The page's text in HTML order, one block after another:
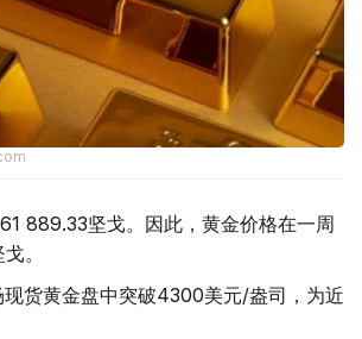
889.33坚戈。因此，黄金价格在一周
。
货黄金盘中突破4300美元/盎司，为近